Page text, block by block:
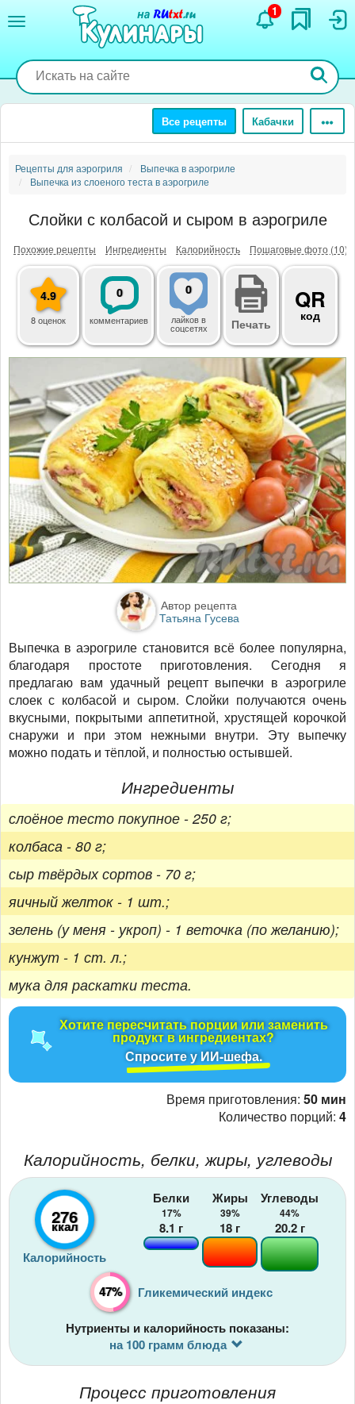
содержанию
1
Все рецепты Кабачки
Рецепты для аэрогриля
Выпечка в аэрогриле
Выпечка из слоеного теста в аэрогриле
Слойки с колбасой и сыром в аэрогриле
Похожие рецепты Ингредиенты Калорийность Пошаговые фото (10)
4.9
8 оценок
0
комментариев
0
лайковв
соцсетях Печать
QR
код
Автор рецепта
Татьяна Гусева
Выпечка в аэрогриле становится всё более популярна,
благодаря простоте приготовления. Сегодня я
предлагаю вам удачный рецепт выпечки в аэрогриле
слоек с колбасой и сыром. Слойки получаются очень
вкусными, покрытыми аппетитной, хрустящей корочкой
снаружи и при этом нежными внутри. Эту выпечку
можно подать и тёплой, и полностью остывшей.
Ингредиенты
слоёное тесто покупное - 250 г;
колбаса - 80 г;
сыр твёрдых сортов - 70 г;
яичный желток - 1 шт.;
зелень (у меня - укроп) - 1 веточка (по желанию);
кунжут - 1 ст. л.;
мука для раскатки теста.
Хотите пересчитать порции или заменить
продукт в ингредиентах?
Спросите у ИИ-шефа.
Время приготовления: 50 мин
Количество порций: 4
Калорийность, белки, жиры, углеводы
276
ккал
Калорийность
Белки
17%
8.1 г
Жиры
39%
18 г
Углеводы
44%
20.2г
47% Гликемический индекс
Нутриенты и калорийность показаны:
на 100 грамм блюда
Процесс приготовления